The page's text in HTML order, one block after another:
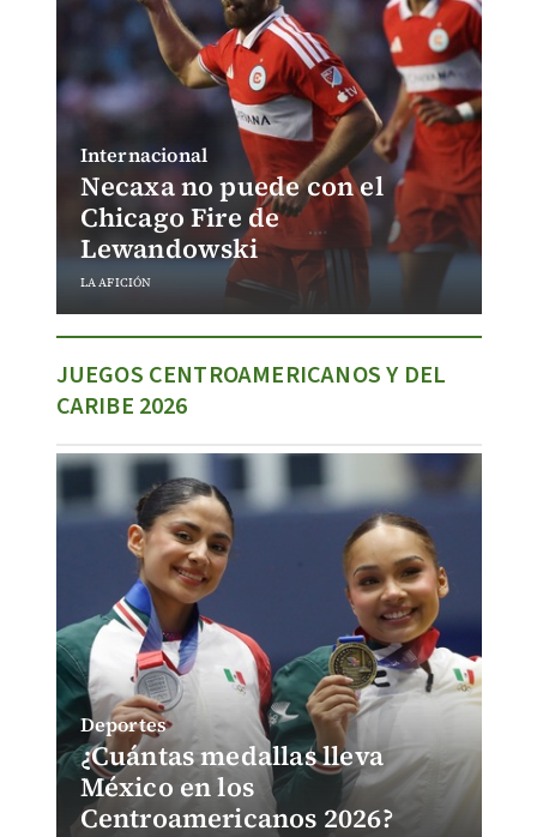
Necaxa no puede con el
Chicago Fire de
Lewandowski
Internacional
LA AFICIÓN
JUEGOS CENTROAMERICANOS Y DEL
CARIBE 2026
¿Cuántas medallas lleva
México en los
Centroamericanos 2026?
Deportes